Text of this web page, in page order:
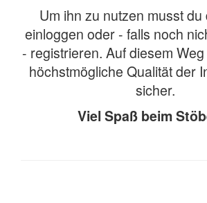
Um ihn zu nutzen musst
einloggen oder - falls noch
- registrieren. Auf diesem
höchstmögliche Qualität der
sicher.
Viel Spaß beim